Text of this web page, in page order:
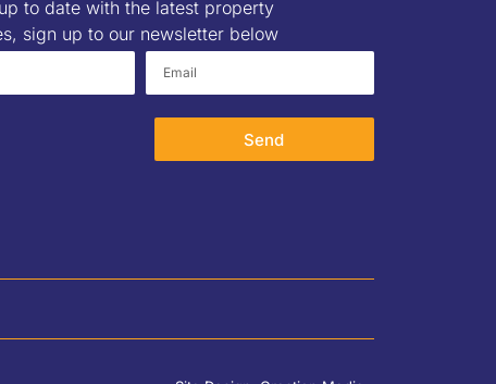
to date with the latest property
sign up to our newsletter below
Send